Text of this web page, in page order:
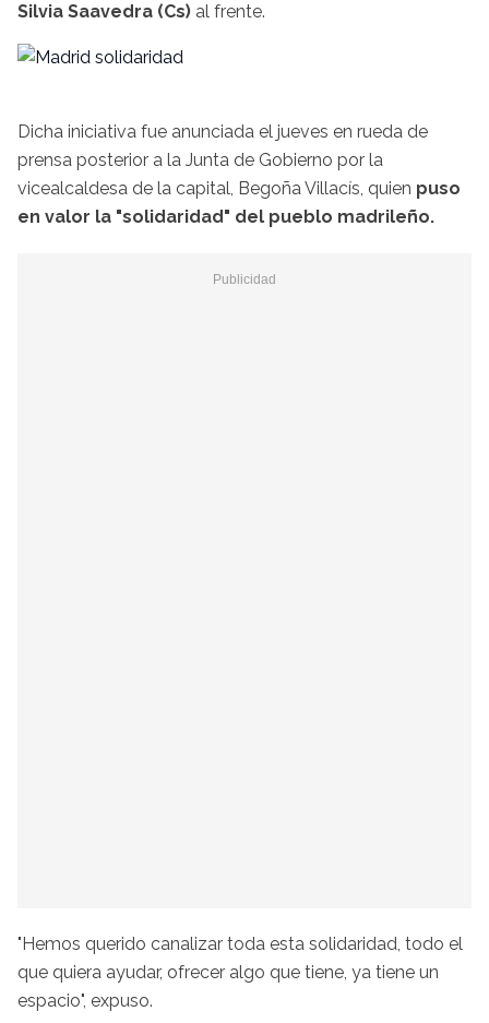
Silvia Saavedra (Cs) al frente.
Dicha iniciativa fue anunciada el jueves en rueda de
prensa posterior a la Junta de Gobierno por la
vicealcaldesa de la capital, Begoña Villacís, quien puso
en valor la "solidaridad" del pueblo madrileño.
"Hemos querido canalizar toda esta solidaridad, todo el
que quiera ayudar, ofrecer algo que tiene, ya tiene un
espacio", expuso.